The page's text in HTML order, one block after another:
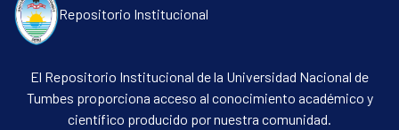
All of DSpace
Statistics
Repositorio Institucional
El Repositorio Institucional de la Universidad Nacional de
Tumbes proporciona acceso al conocimiento académico y
científico producido por nuestra comunidad.